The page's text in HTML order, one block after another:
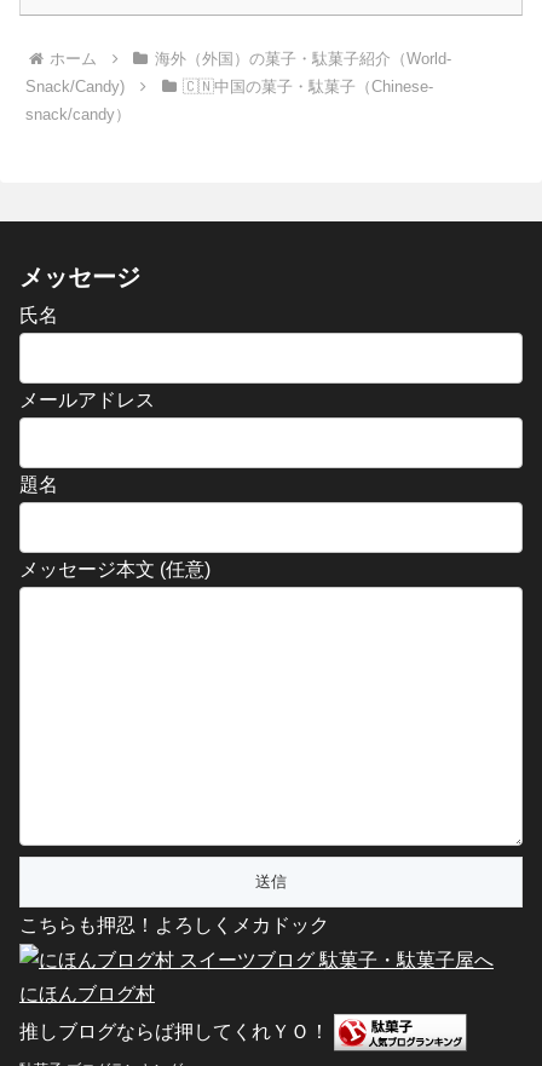
ホーム
海外（外国）の菓子・駄菓子紹介（World-
Snack/Candy)
🇨🇳中国の菓子・駄菓子（Chinese-
snack/candy）
メッセージ
氏名
メールアドレス
題名
メッセージ本文 (任意)
こちらも押忍！よろしくメカドック
にほんブログ村
推しブログならば押してくれＹＯ！